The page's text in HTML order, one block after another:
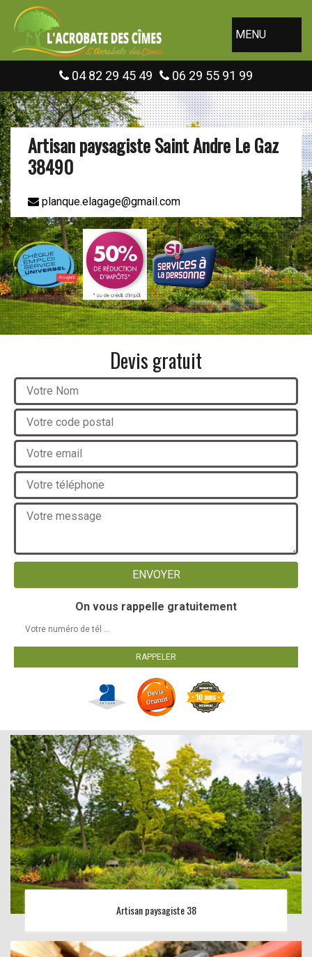
MENU
04 82 29 45 49 06 29 55 91 99
Artisan paysagiste Saint Andre Le Gaz
38490
planque.elagage@gmail.com
Devis gratuit
On vous rappelle gratuitement
Artisan paysagiste 38